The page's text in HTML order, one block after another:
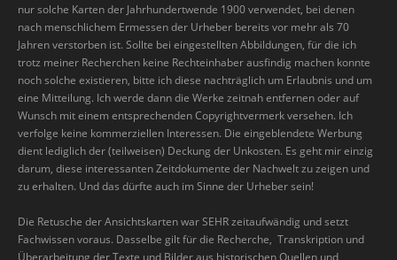
nur solche Karten der Jahrhundertwende 1900 verwendet, bei denen
nach menschlichem Ermessen der Urheber bereits vor mehr als 70
Jahren verstorben ist. Sollte bei eingestellten Abbildungen, für die ich
trotz meiner Recherchen keine Rechteinhaber ausfindig machen konnte
noch solche existieren, bitte ich diese nachträglich um Erlaubnis und um
eine Mitteilung. Ich werde dann die Werke zeitnah entfernen oder auf
Wunsch mit einem entsprechenden Copyrightvermerk versehen. Ich
verfolge keine kommerziellen Interessen. Die eingeblendete Werbung
dient lediglich der (teilweisen) Deckung der Unkosten. Es geht mir einzig
darum, diese interessanten Zeitdokumente der Nachwelt zu zeigen und
zu erhalten. Und das dürfte auch im Sinne der Urheber sein!
Die Retusche der Ansichtskarten war SEHR zeitaufwändig und setzt
Fachwissen voraus. Dasselbe gilt für die Recherche, Transkription und
Überarbeitung der Texte und Bilder aus historischen Quellen und